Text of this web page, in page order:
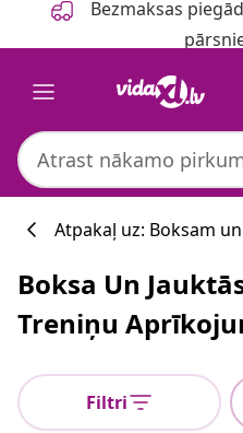
Bezmaksas
Atpakaļ uz: Boksam
Boksa Un
Treniņu
Filtri